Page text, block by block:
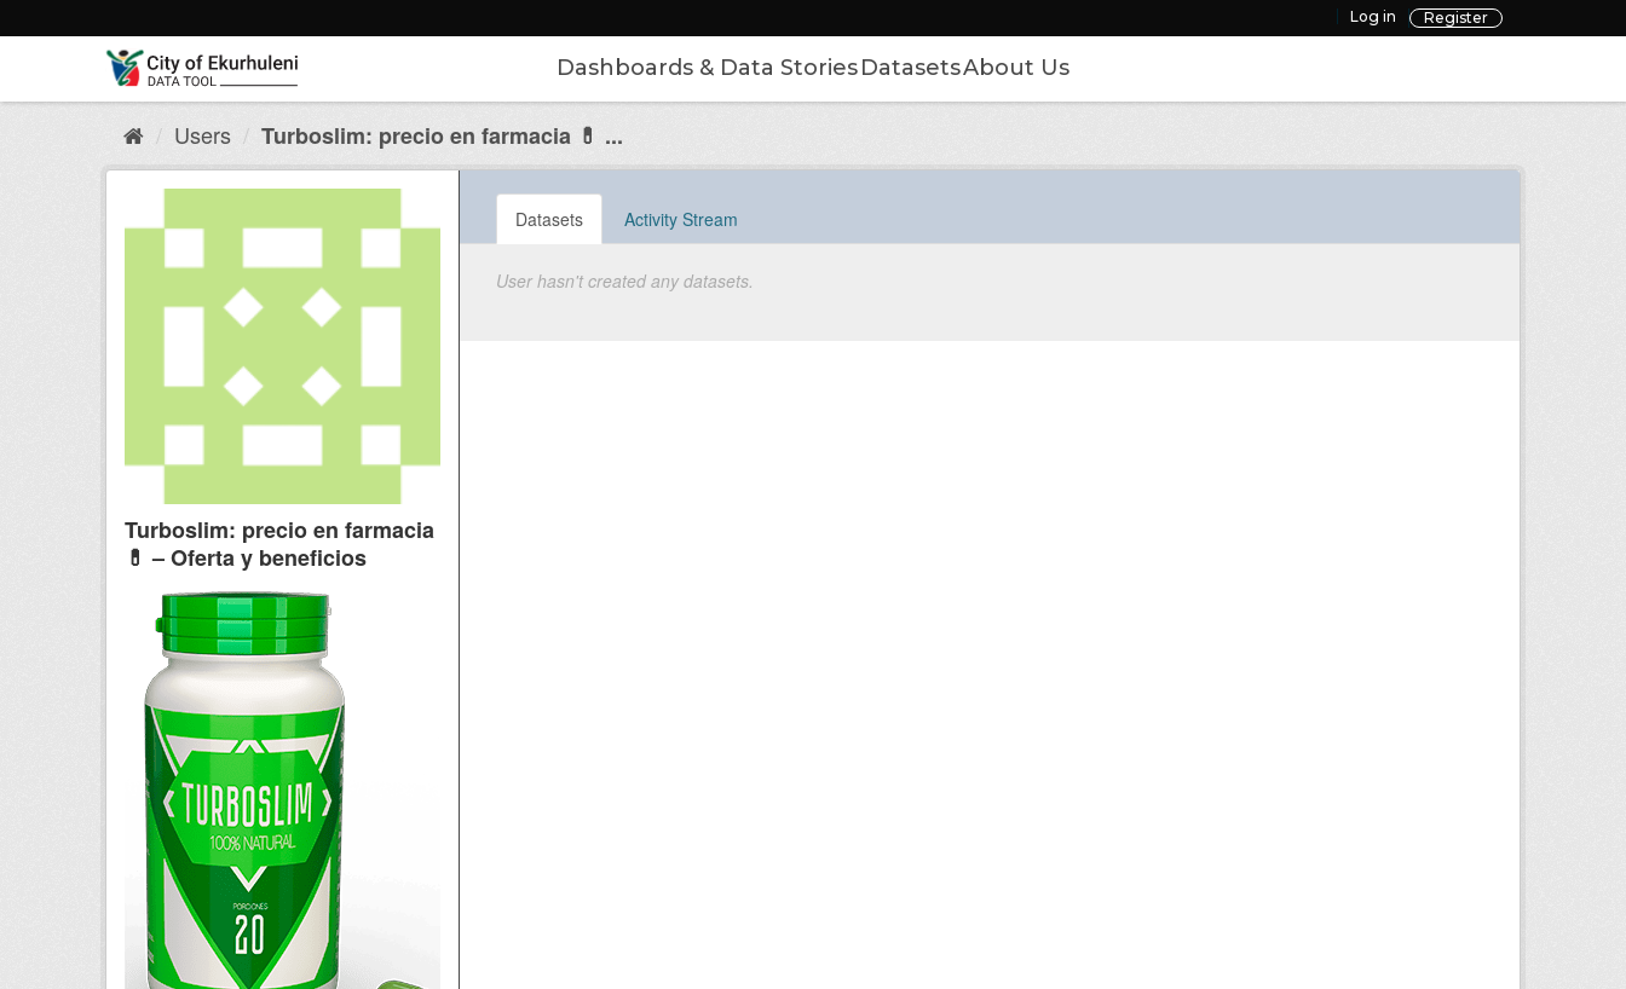
to
Log in Register
Dashboards & Data StoriesDatasetsAbout Us
Users Turboslim: precio en farmacia 💊 ...
Turboslim: precio en farmacia
💊 – Oferta y beneficios
Datasets Activity Stream
User hasn't created any datasets.